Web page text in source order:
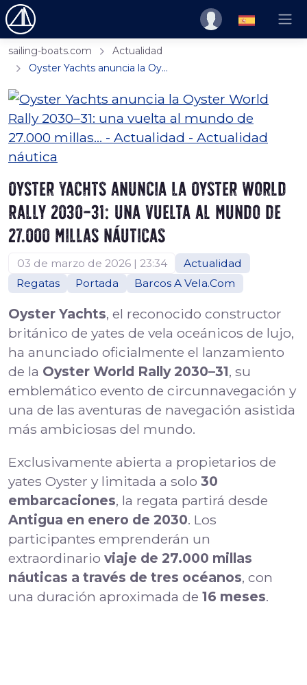
sailing-boats.com
Actualidad
Oyster Yachts anuncia la Oy...
Oyster Yachts anuncia la Oyster World
Rally 2030–31: una vuelta al mundo de
27.000 millas náuticas
03 de marzo de 2026 | 23:34
Actualidad
Regatas
Portada Barcos A Vela.Com
Oyster Yachts, el reconocido constructor
británico de yates de vela oceánicos de lujo,
ha anunciado oficialmente el lanzamiento
de la Oyster World Rally 2030–31, su
emblemático evento de circunnavegación y
una de las aventuras de navegación asistida
más ambiciosas del mundo.
Exclusivamente abierta a propietarios de
yates Oyster y limitada a solo 30
embarcaciones, la regata partirá desde
Antigua en enero de 2030. Los
participantes emprenderán un
extraordinario viaje de 27.000 millas
náuticas a través de tres océanos, con
una duración aproximada de 16 meses.